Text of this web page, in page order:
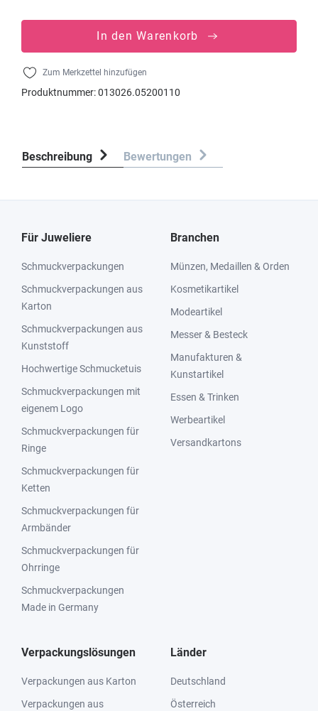
In den Warenkorb
Zum Merkzettel hinzufügen
Produktnummer:013026.05200110
Beschreibung Bewertungen
Für Juweliere
Schmuckverpackungen
Schmuckverpackungen aus
Karton
Schmuckverpackungen aus
Kunststoff
Hochwertige Schmucketuis
Schmuckverpackungen mit
eigenem Logo
Schmuckverpackungen für
Ringe
Schmuckverpackungen für
Ketten
Schmuckverpackungen für
Armbänder
Schmuckverpackungen für
Ohrringe
Schmuckverpackungen
Made in Germany
Branchen
Münzen, Medaillen & Orden
Kosmetikartikel
Modeartikel
Messer & Besteck
Manufakturen &
Kunstartikel
Essen & Trinken
Werbeartikel
Versandkartons
Verpackungslösungen
Verpackungen aus Karton
Verpackungen aus
Länder
Deutschland
Österreich